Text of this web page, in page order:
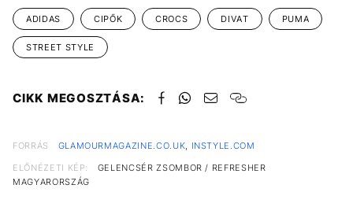
ADIDAS CIPŐK CROCS DIVAT PUMA
STREET STYLE
CIKK MEGOSZTÁSA:
FORRÁS GLAMOURMAGAZINE.CO.UK
INSTYLE.COM
ELŐNÉZETI KÉP:
GELENCSÉR ZSOMBOR / REFRESHER
MAGYARORSZÁG